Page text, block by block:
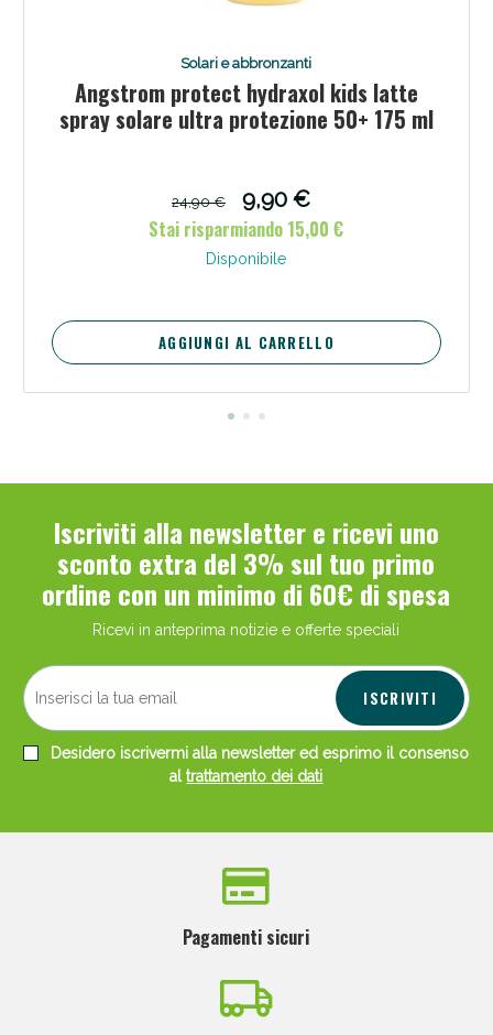
Solari e abbronzanti
Angstrom protect hydraxol kids latte
spray solare ultra protezione 50+ 175 ml
24,90 €
9,90 €
Stai risparmiando 15,00 €
Disponibile
AGGIUNGI AL CARRELLO
Iscriviti alla newsletter e ricevi uno
sconto extra del 3% sul tuo primo
ordine con un minimo di 60€ di spesa
Ricevi in anteprima notizie e offerte speciali
ISCRIVITI
Desidero iscrivermi alla newsletter ed esprimo il consenso
altrattamento dei dati
Pagamenti sicuri